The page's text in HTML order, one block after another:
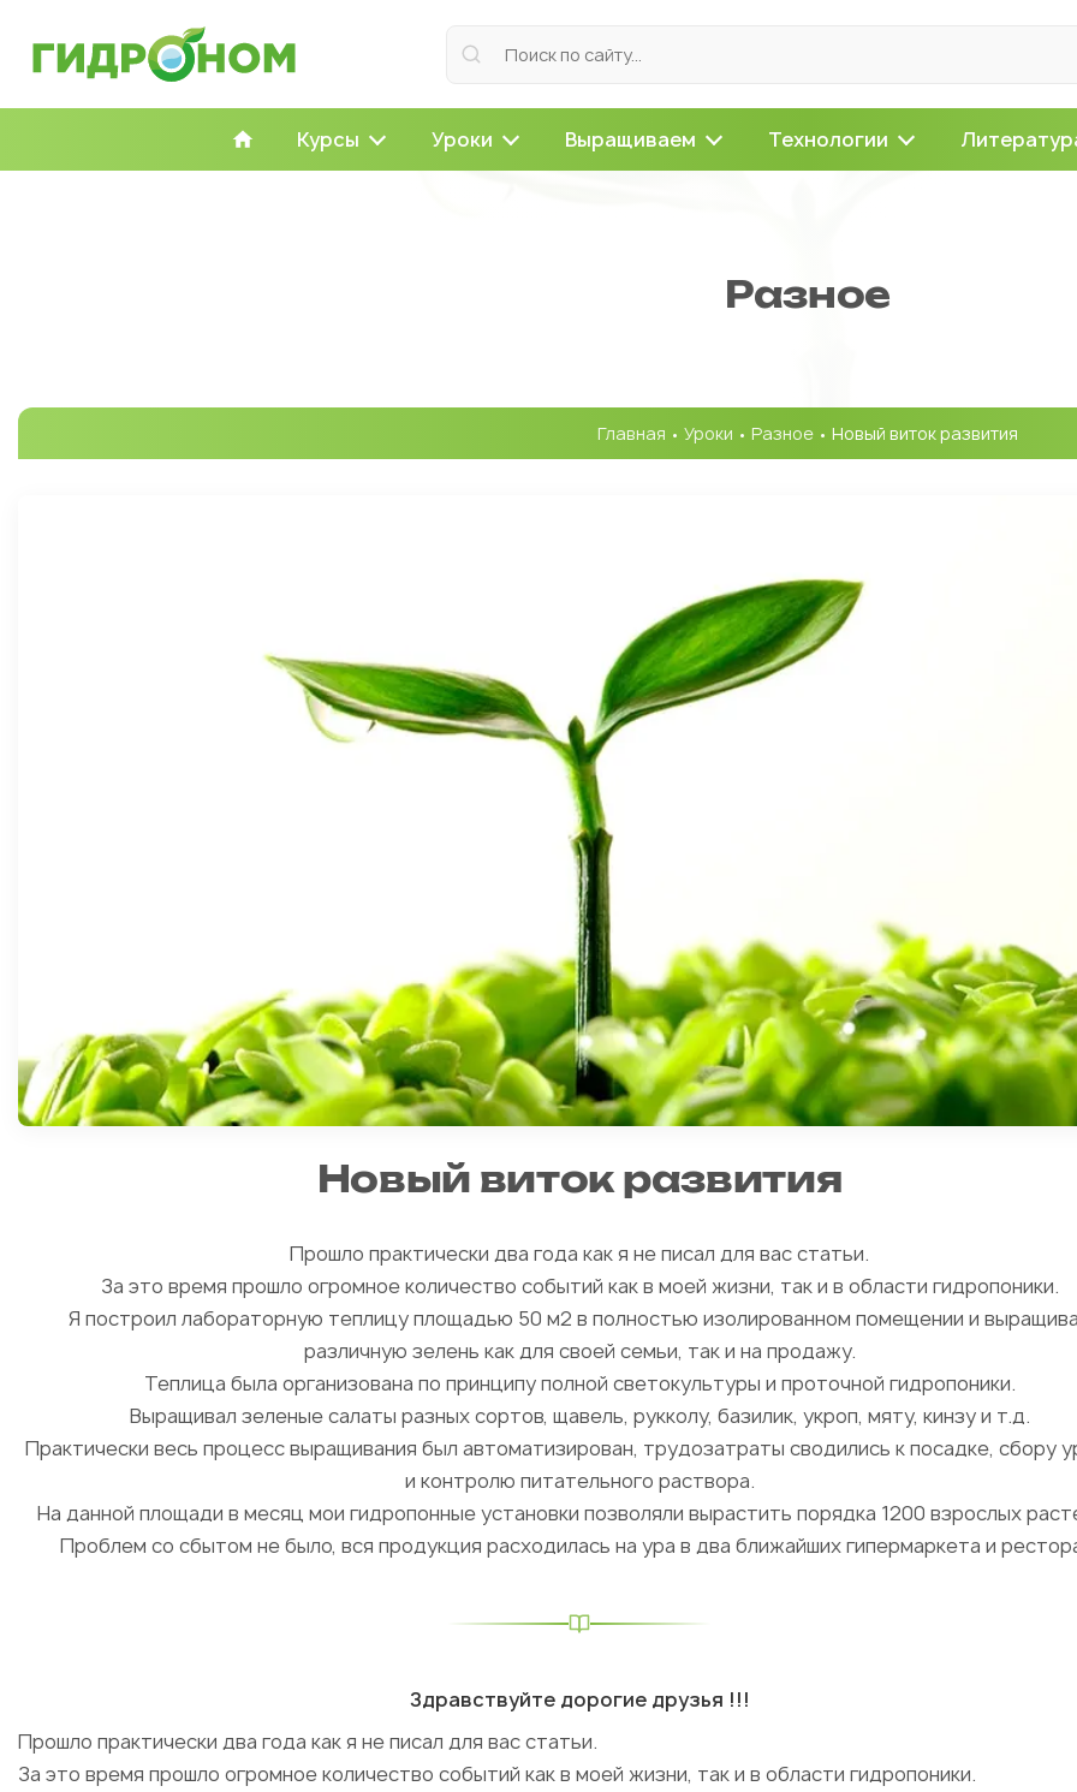
Курсы Уроки Выращиваем Технологии
Разное
Главная • Уроки • Разное • Новый виток развития
Новый виток развития
Прошло практически два года как я не писал для вас статьи.
За это время прошло огромное количество событий как в моей жизни, так и в области гидропоники.
Я построил лабораторную теплицу площадью 50 м2 в полностью изолированном помещении и
различную зелень как для своей семьи, так и на продажу.
Теплица была организована по принципу полной светокультуры и проточной гидропоники.
Выращивал зеленые салаты разных сортов, щавель, рукколу, базилик, укроп, мяту, кинзу и т.д.
Практически весь процесс выращивания был автоматизирован, трудозатраты сводились к посадке, сбору
и контролю питательного раствора.
На данной площади в месяц мои гидропонные установки позволяли вырастить порядка 1200 взрослых
Проблем со сбытом не было, вся продукция расходилась на ура в два ближайших гипермаркета и
Здравствуйте дорогие друзья !!!
Прошло практически два года как я не писал для вас статьи.
За это время прошло огромное количество событий как в моей жизни, так и в области гидропоники.